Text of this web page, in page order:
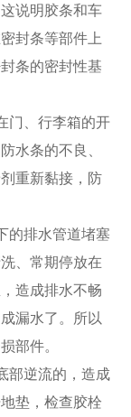
说明胶条和车
封条等部件上
条的密封性基
门、行李箱的开
水条的不良、
重新黏接，防
的排水管道堵塞
、常期停放在
造成排水不畅
漏水了。所以
部件。
部逆流的，造成
垫，检查胶栓